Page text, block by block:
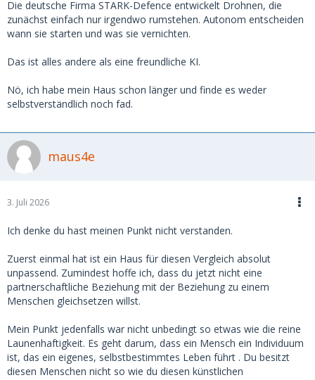
Die deutsche Firma STARK-Defence entwickelt Drohnen, die
zunächst einfach nur irgendwo rumstehen. Autonom entscheiden
wann sie starten und was sie vernichten.
Das ist alles andere als eine freundliche KI.
Nö, ich habe mein Haus schon länger und finde es weder
selbstverständlich noch fad.
maus4e
3. Juli 2026
Ich denke du hast meinen Punkt nicht verstanden.
Zuerst einmal hat ist ein Haus für diesen Vergleich absolut
unpassend. Zumindest hoffe ich, dass du jetzt nicht eine
partnerschaftliche Beziehung mit der Beziehung zu einem
Menschen gleichsetzen willst.
Mein Punkt jedenfalls war nicht unbedingt so etwas wie die reine
Launenhaftigkeit. Es geht darum, dass ein Mensch ein Individuum
ist, das ein eigenes, selbstbestimmtes Leben führt . Du besitzt
diesen Menschen nicht so wie du diesen künstlichen